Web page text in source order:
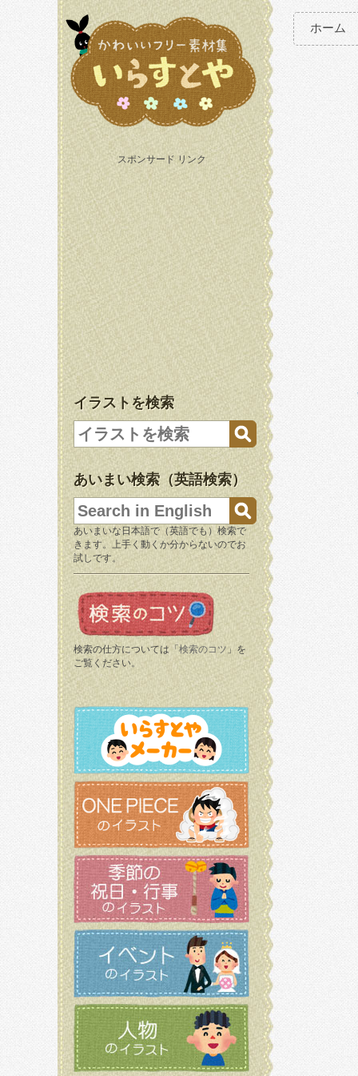
スポンサード リンク
イラストを検索
あいまい検索（英語検索）
あいまいな日本語で（英語でも）検索で
きます。上手く動くか分からないのでお
試しです。
検索の仕方については「 検索のコツ 」を
ご覧ください。
ホーム